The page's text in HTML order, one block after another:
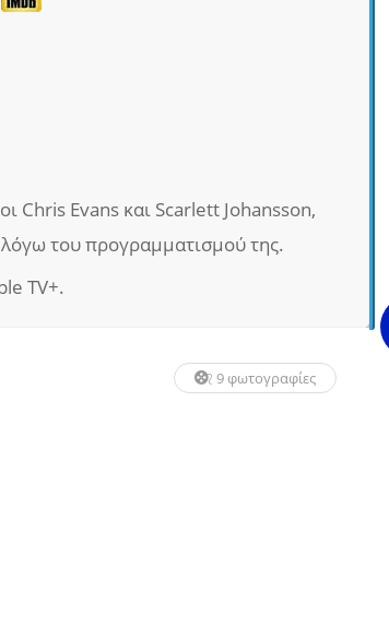
Chris Evans και Scarlett Johansson,
του προγραμματισμού της.
TV+.
9 φωτογραφίες